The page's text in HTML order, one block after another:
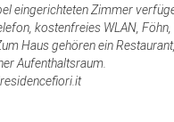
eingerichteten Zimmer
kostenfreies WLAN,
Haus gehören ein
Aufenthaltsraum.